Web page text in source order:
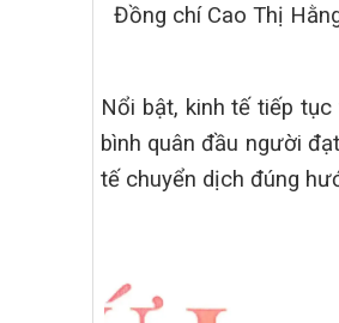
Đồng chí Cao Thị
Nổi bật, kinh tế tiếp
bình quân đầu người
tế chuyển dịch đúng